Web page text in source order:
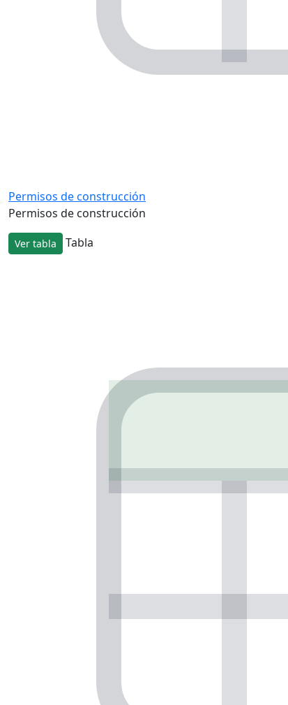
Permisos de construcción
Permisos de construcción
Ver tabla Tabla